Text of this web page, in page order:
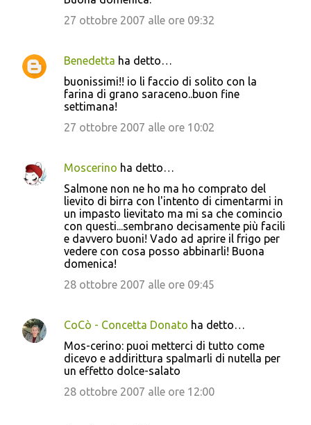
27 ottobre 2007 alle ore 09:32
Benedetta ha detto…
buonissimi!! io li faccio di solito con la
farina di grano saraceno..buon fine
settimana!
27 ottobre 2007 alle ore 10:02
Moscerino ha detto…
Salmone non ne ho ma ho comprato del
lievito di birra con l'intento di cimentarmi in
un impasto lievitato ma mi sa che comincio
con questi...sembrano decisamente più facili
e davvero buoni! Vado ad aprire il frigo per
vedere con cosa posso abbinarli! Buona
domenica!
28 ottobre 2007 alle ore 09:45
CoCò - Concetta Donato ha detto…
Mos-cerino: puoi metterci di tutto come
dicevo e addirittura spalmarli di nutella per
un effetto dolce-salato
28 ottobre 2007 alle ore 12:00